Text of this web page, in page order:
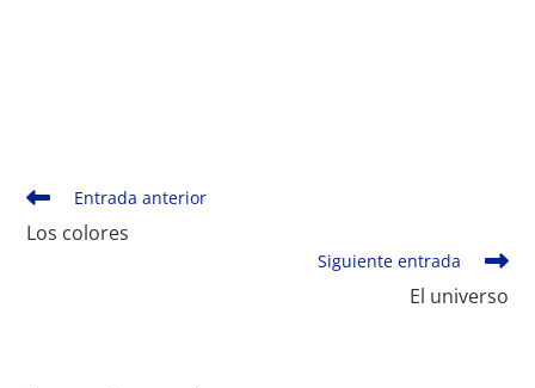
Leer
artículos
Entrada anterior
Los colores
Siguiente entrada
El universo